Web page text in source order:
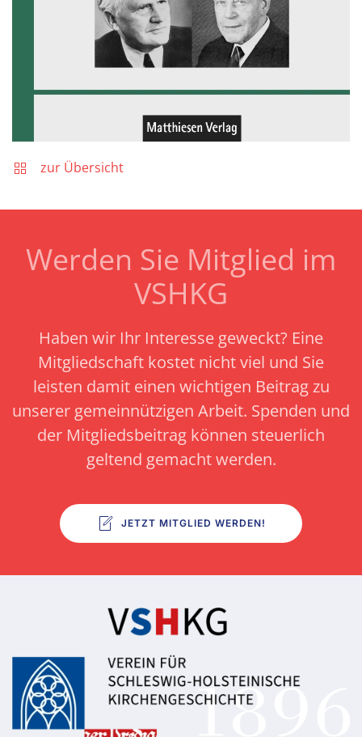
zur Übersicht
Werden Sie Mitglied im
VSHKG
Haben wir Ihr Interesse geweckt? Eine
Mitgliedschaft kostet nicht viel und Sie
leisten damit einen wichtigen Beitrag zu
unserer gemeinnützigen Arbeit. Spenden und
der Mitgliedsbeitrag können steuerlich
geltend gemacht werden.
JETZT MITGLIED WERDEN!